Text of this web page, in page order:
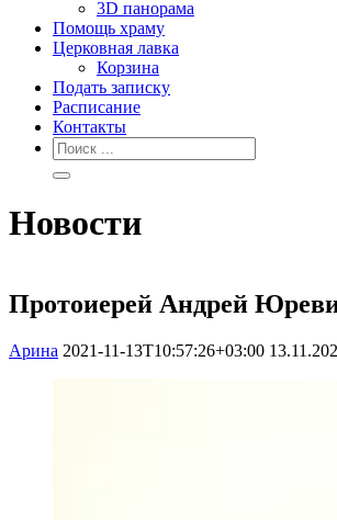
3D панорама
Помощь храму
Церковная лавка
Корзина
Подать записку
Расписание
Контакты
Новости
Протоиерей Андрей
Арина 2021-11-13T10:57:26+03:00